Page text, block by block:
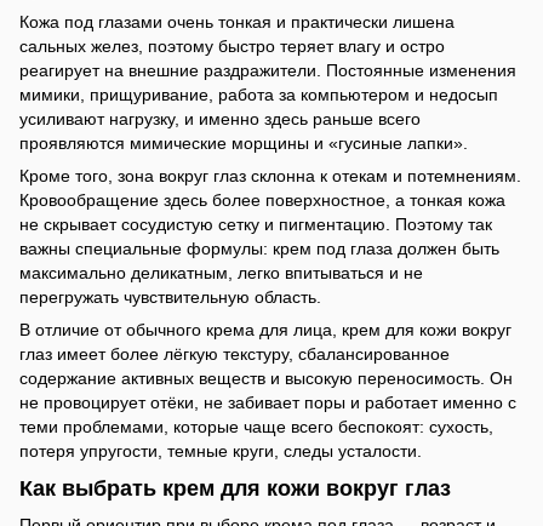
Кожа под глазами очень тонкая и практически лишена
сальных желез, поэтому быстро теряет влагу и остро
реагирует на внешние раздражители. Постоянные изменения
мимики, прищуривание, работа за компьютером и недосып
усиливают нагрузку, и именно здесь раньше всего
проявляются мимические морщины и «гусиные лапки».
Кроме того, зона вокруг глаз склонна к отекам и потемнениям.
Кровообращение здесь более поверхностное, а тонкая кожа
не скрывает сосудистую сетку и пигментацию. Поэтому так
важны специальные формулы: крем под глаза должен быть
максимально деликатным, легко впитываться и не
перегружать чувствительную область.
В отличие от обычного крема для лица, крем для кожи вокруг
глаз имеет более лёгкую текстуру, сбалансированное
содержание активных веществ и высокую переносимость. Он
не провоцирует отёки, не забивает поры и работает именно с
теми проблемами, которые чаще всего беспокоят: сухость,
потеря упругости, темные круги, следы усталости.
Как выбрать крем для кожи вокруг глаз